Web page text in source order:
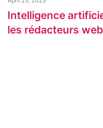
Intelligence
les rédacteurs